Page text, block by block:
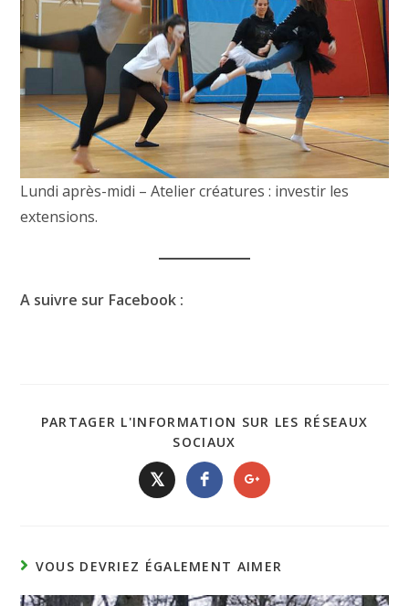
Lundi après-midi – Atelier créatures : investir les
extensions.
A suivre sur Facebook :
PARTAGER L'INFORMATION SUR LES RÉSEAUX
SOCIAUX
𝕏
VOUS DEVRIEZ ÉGALEMENT AIMER